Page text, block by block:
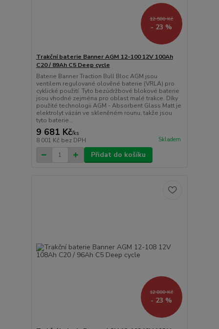
12 500 Kč
- 23 %
Trakční baterie Banner AGM 12-100 12V 100Ah
C20 / 89Ah C5 Deep cycle
Baterie Banner Traction Bull Bloc AGM jsou
ventilem regulované olověné baterie (VRLA) pro
cyklické použití. Tyto bezúdržbové blokové baterie
jsou vhodné zejména pro oblast malé trakce. Díky
použité technologii AGM - Absorbent Glass Matt je
elektrolyt vázán ve skleněném rounu, takže jsou
tyto baterie...
9 681 Kč/ks
8 001 Kč bez DPH Skladem
Přidat do košíku
12 800 Kč
- 23 %